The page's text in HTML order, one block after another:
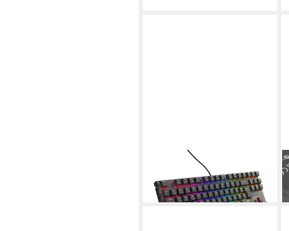
ab 101,99 €
lieferbar - in 3-4 Werktagen bei dir